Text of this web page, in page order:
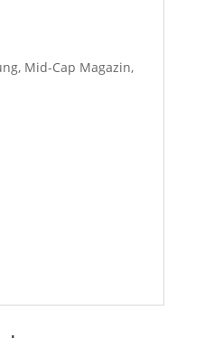
Mid-Cap Magazin,